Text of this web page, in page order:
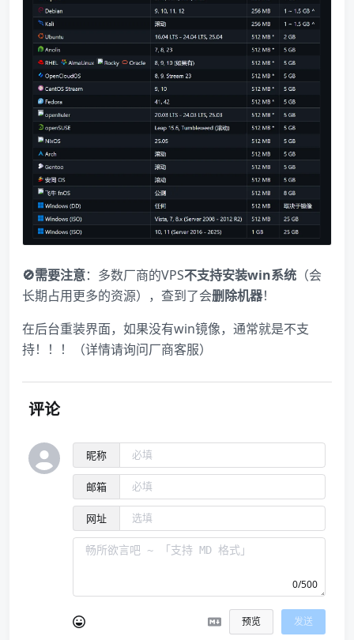
🚫需要注意：多数厂商的VPS不支持安装win系统 （会
长期占用更多的资源），查到了会删除机器！
在后台重装界面，如果没有win镜像，通常就是不支
持！！！（详情请询问厂商客服）
评论
昵称
邮箱
网址
0/500
预览 发送